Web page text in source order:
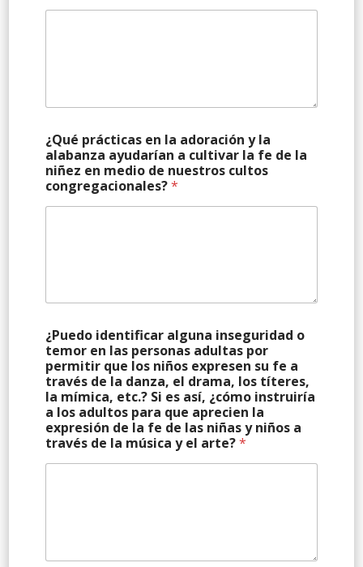
¿Qué prácticas en la adoración y la
alabanza ayudarían a cultivar la fe de la
niñez en medio de nuestros cultos
congregacionales?*
¿Puedo identificar alguna inseguridad o
temor en las personas adultas por
permitir que los niños expresen su fe a
través de la danza, el drama, los títeres,
la mímica, etc.? Si es así, ¿cómo instruiría
a los adultos para que aprecien la
expresión de la fe de las niñas y niños a
través de la música y el arte?*